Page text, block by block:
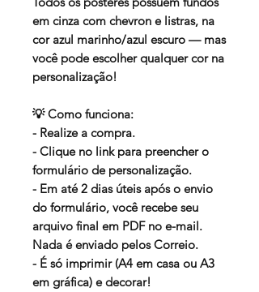
em cinza com chevron e listras, na
cor azul marinho/azul escuro — mas
você pode escolher qualquer cor na
personalização!
💡Como funciona:
- Realize a compra.
- Clique no link para preencher o
formulário de personalização.
- Em até 2 dias úteis após o envio
do formulário, você recebe seu
arquivo final em PDF no e-mail.
Nada é enviado pelos Correio.
- É só imprimir (A4 em casa ou A3
em gráfica) e decorar!